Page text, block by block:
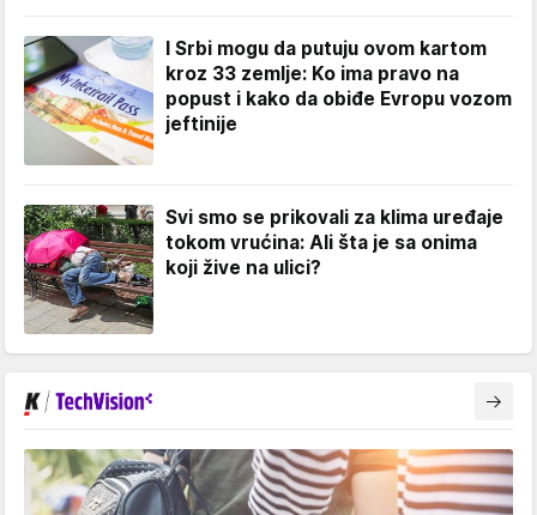
I Srbi mogu da putuju ovom kartom
kroz 33 zemlje: Ko ima pravo na
popust i kako da obiđe Evropu vozom
jeftinije
Svi smo se prikovali za klima uređaje
tokom vrućina: Ali šta je sa onima
koji žive na ulici?